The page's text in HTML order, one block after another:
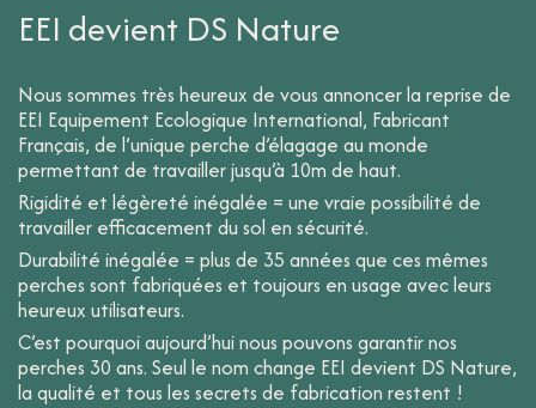
EEI devient DS Nature
Nous sommes très heureux de vous annoncer la reprise de
EEI Equipement Ecologique International, Fabricant
Français, de l’unique perche d’élagage au monde
permettant de travailler jusqu’à 10m de haut.
Rigidité et légèreté inégalée = une vraie possibilité de
travailler efficacement du sol en sécurité.
Durabilité inégalée = plus de 35 années que ces mêmes
perches sont fabriquées et toujours en usage avec leurs
heureux utilisateurs.
C’est pourquoi aujourd’hui nous pouvons garantir nos
perches 30 ans. Seul le nom change EEI devient DS Nature,
la qualité et tous les secrets de fabrication restent !